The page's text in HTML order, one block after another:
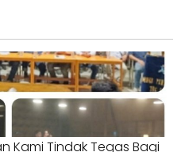
Kami Tindak Tegas Bagi